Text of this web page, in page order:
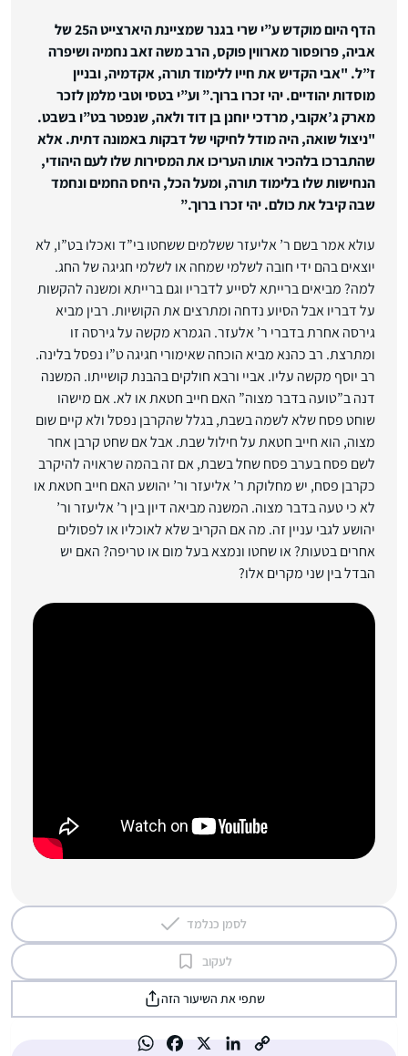
הדף היום מוקדש ע”י שרי בגנר שמציינת היארצייט ה25 של
אביה, פרופסור מארווין פוקס, הרב משה זאב נחמיה ושיפרה
ז”ל. "אבי הקדיש את חייו ללימוד תורה, אקדמיה, ובניין
מוסדות יהודיים. יהי זכרו ברוך.”וע”י בטסי וטבי מלמן לזכר
מארק ג’אקובי, מרדכי יוחנן בן דוד ולאה, שנפטר בט”ו בשבט.
"ניצול שואה, היה מודל לחיקוי של דבקות באמונה דתית. אלא
שהתברכו בלהכיר אותו העריכו את המסירות שלו לעם היהודי,
הנחישות שלו בלימוד תורה, ומעל הכל, היחס החמים ונחמד
שבה קיבל את כולם. יהי זכרו ברוך.”
עולא אמר בשם ר’ אליעזר ששלמים ששחטו בי”ד ואכלו בט”ו, לא
יוצאים בהם ידי חובה לשלמי שמחה או לשלמי חגיגה של החג.
למה? מביאים ברייתא לסייע לדבריו וגם ברייתא ומשנה להקשות
על דבריו אבל הסיוע נדחה ומתרצים את הקושיות. רבין מביא
גירסה אחרת בדברי ר’ אלעזר. הגמרא מקשה על גירסה זו
ומתרצת. רב כהנא מביא הוכחה שאימורי חגיגה ט”ו נפסל בלינה.
רב יוסף מקשה עליו. אביי ורבא חולקים בהבנת קושייתו. המשנה
דנה ב”טועה בדבר מצוה” האם חייב חטאת או לא. אם מישהו
שוחט פסח שלא לשמה בשבת, בגלל שהקרבן נפסל ולא קיים שום
מצוה, הוא חייב חטאת על חילול שבת. אבל אם שחט קרבן אחר
לשם פסח בערב פסח שחל בשבת, אם זה בהמה שראויה להיקרב
כקרבן פסח, יש מחלוקת ר’ אליעזר ור’ יהושע האם חייב חטאת או
לא כי טעה בדבר מצוה. המשנה מביאה דיון בין ר’ אליעזר ור’
יהושע לגבי עניין זה. מה אם הקריב שלא לאוכליו או לפסולים
אחרים בטעות? או שחטו ונמצא בעל מום או טריפה? האם יש
הבדל בין שני מקרים אלו?
לסמן כנלמד
לעקוב
שתפי את השיעור הזה